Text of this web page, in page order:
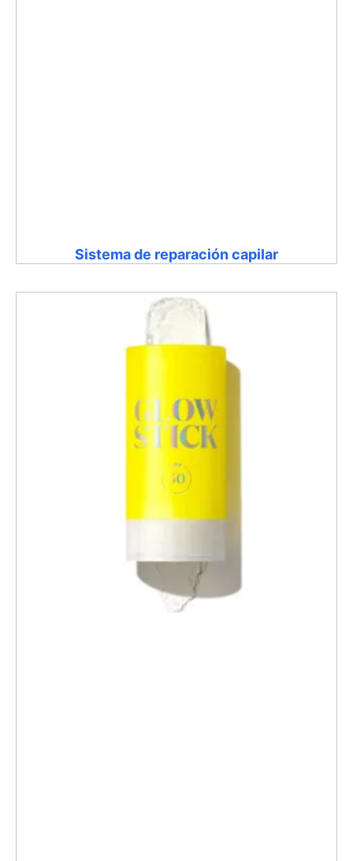
Sistema de reparación capilar